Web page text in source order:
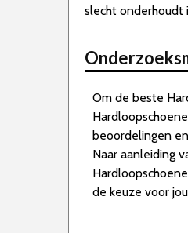
slecht onderhoudt
Om de beste
beoordelingen
Naar aanleiding
de keuze voor